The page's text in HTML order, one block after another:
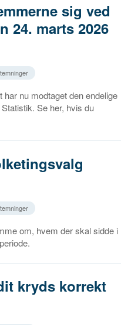
sig ved
24. marts 2026
nu modtaget den endelige
Se her, hvis du
om, hvem der skal sidde i
kryds korrekt